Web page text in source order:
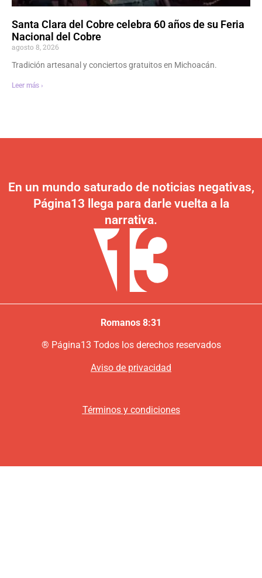
Santa Clara del Cobre celebra 60 años de su Feria
Nacional del Cobre
agosto 8, 2026
Tradición artesanal y conciertos gratuitos en Michoacán.
Leer más ›
En un mundo saturado de noticias negativas,
Página13 llega para darle vuelta a la
narrativa.
Romanos 8:31
® Página13 Todos los derechos reservados
Aviso de privacidad
Términos y condiciones